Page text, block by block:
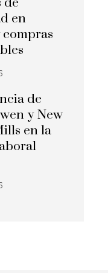
de
en
de
y New
en la